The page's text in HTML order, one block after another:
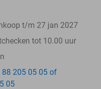
t/m 27 jan 2027
tot 10.00 uur
88 205 05 05 of
05